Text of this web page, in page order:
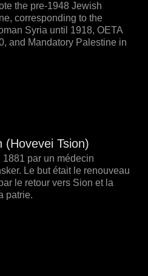
the pre-1948 Jewish
corresponding to the
Syria until 1918, OETA
and Mandatory Palestine in
(Hovevei Tsion)
par un médecin
Le but était le renouveau
le retour vers Sion et la
patrie.